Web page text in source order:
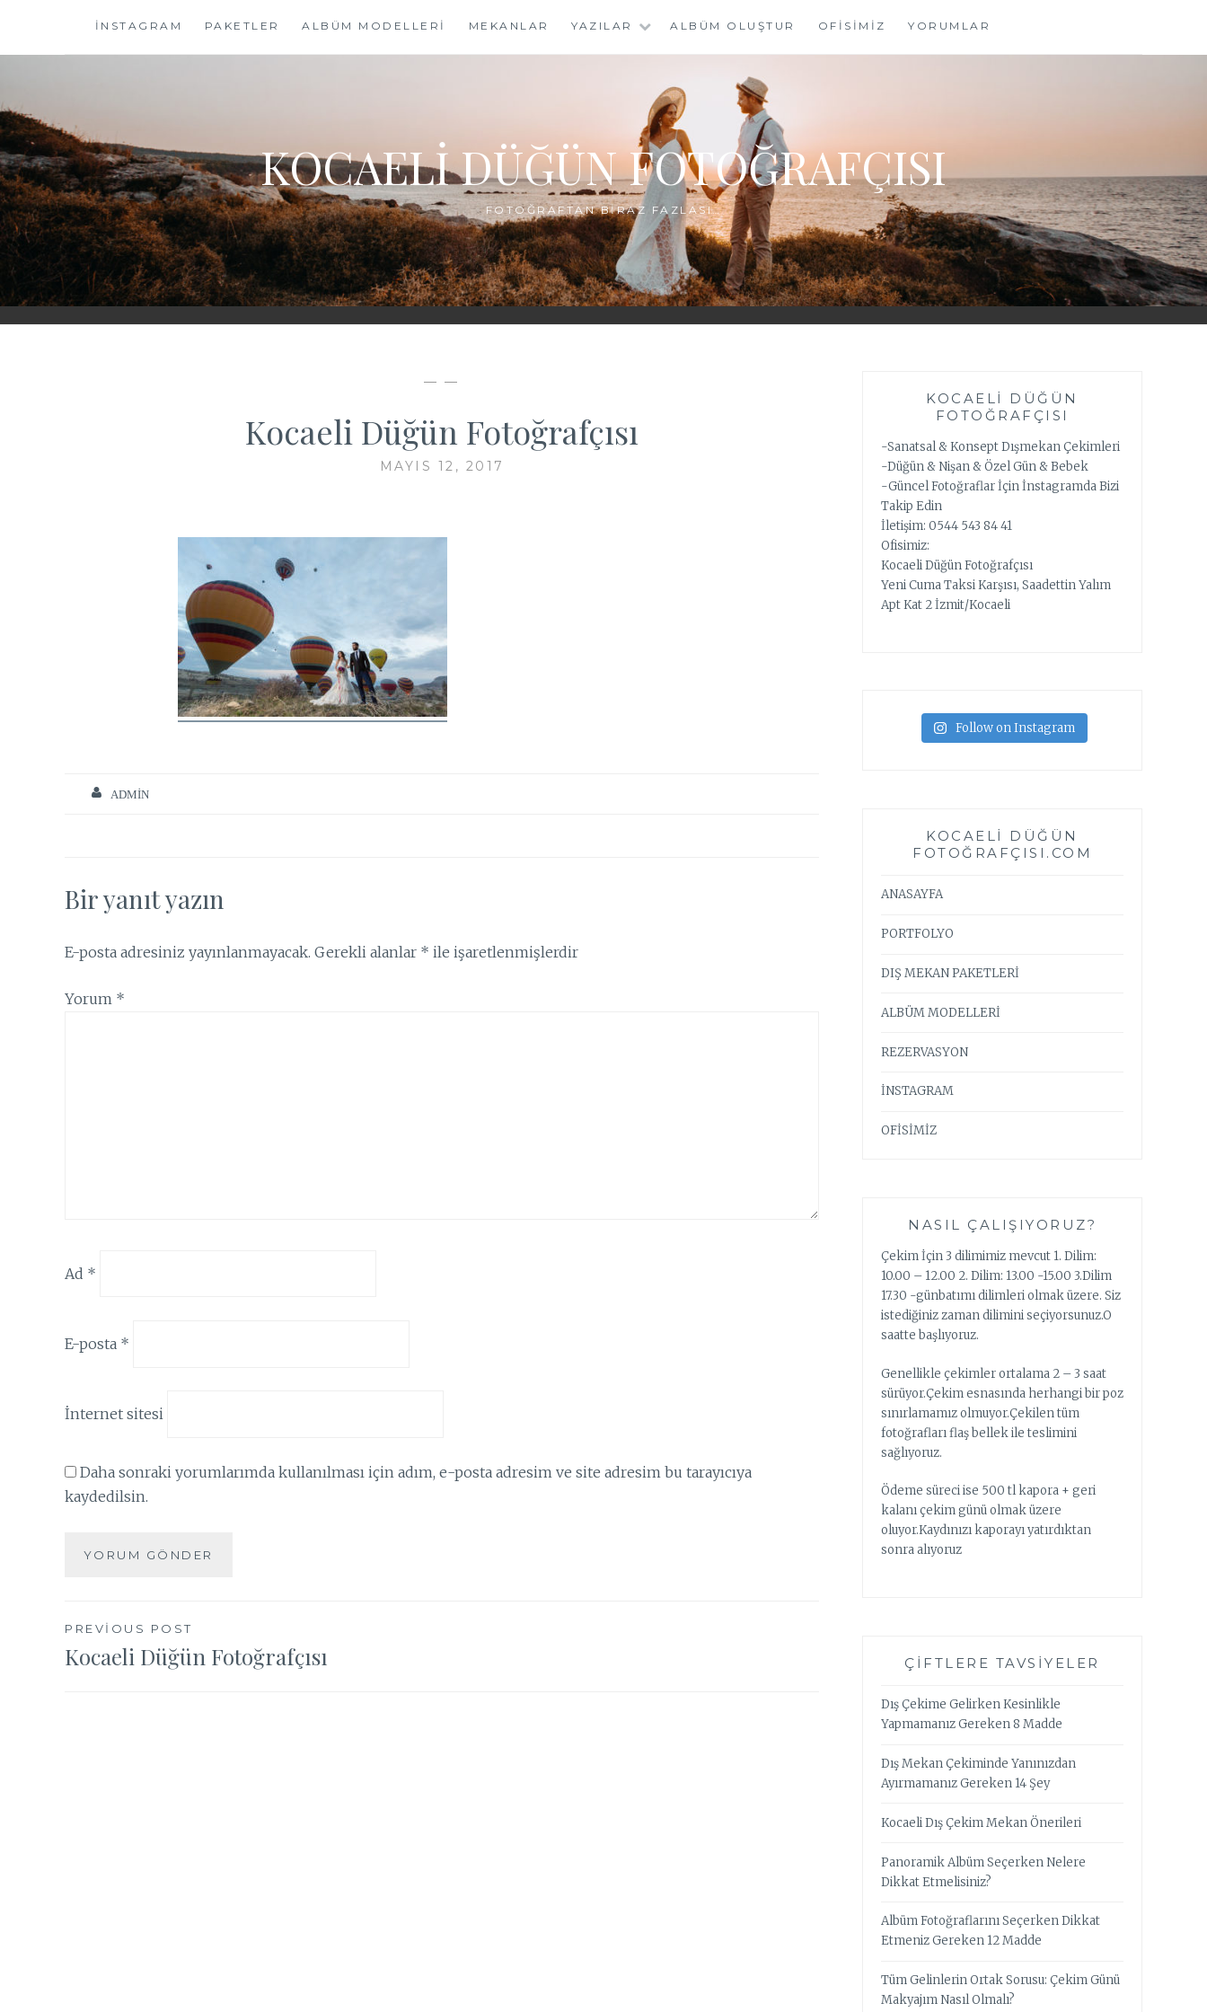
content
İNSTAGRAM PAKETLER ALBÜM MODELLERI MEKANLAR YAZILAR ALBÜM OLUŞTUR OFİSİMİZ YORUMLAR
KOCAELI DÜĞÜN FOTOĞRAFÇISI
FOTOĞRAFTAN BIRAZ FAZLASI…
— —
Kocaeli Düğün Fotoğrafçısı
MAYIS 12, 2017
ADMIN
Bir yanıt yazın
E-posta adresiniz yayınlanmayacak. Gerekli alanlar * ile işaretlenmişlerdir
Yorum *
Ad *
E-posta *
İnternet sitesi
Daha sonraki yorumlarımda kullanılması için adım, e-posta adresim ve site adresim bu tarayıcıya
kaydedilsin.
Yazı
gezinmesi
PREVIOUS POST
Kocaeli Düğün Fotoğrafçısı
KOCAELI DÜĞÜN
FOTOĞRAFÇISI
-Sanatsal & Konsept Dışmekan Çekimleri
-Düğün & Nişan & Özel Gün & Bebek
-Güncel Fotoğraflar İçin İnstagramda Bizi
Takip Edin
İletişim: 0544 543 84 41
Ofisimiz:
Kocaeli Düğün Fotoğrafçısı
Yeni Cuma Taksi Karşısı, Saadettin Yalım
Apt Kat 2 İzmit/Kocaeli
Follow on Instagram
KOCAELI DÜĞÜN
FOTOĞRAFÇISI.COM
ANASAYFA
PORTFOLYO
DIŞ MEKAN PAKETLERİ
ALBÜM MODELLERİ
REZERVASYON
İNSTAGRAM
OFİSİMİZ
NASIL ÇALIŞIYORUZ?
Çekim İçin 3 dilimimiz mevcut 1. Dilim:
10.00 – 12.00 2. Dilim: 13.00 -15.00 3.Dilim
17.30 -günbatımı dilimleri olmak üzere. Siz
istediğiniz zaman dilimini seçiyorsunuz.O
saatte başlıyoruz.
Genellikle çekimler ortalama 2 – 3 saat
sürüyor.Çekim esnasında herhangi bir poz
sınırlamamız olmuyor.Çekilen tüm
fotoğrafları flaş bellek ile teslimini
sağlıyoruz.
Ödeme süreci ise 500 tl kapora + geri
kalanı çekim günü olmak üzere
oluyor.Kaydınızı kaporayı yatırdıktan
sonra alıyoruz
ÇIFTLERE TAVSIYELER
Dış Çekime Gelirken Kesinlikle
Yapmamanız Gereken 8 Madde
Dış Mekan Çekiminde Yanınızdan
Ayırmamanız Gereken 14 Şey
Kocaeli Dış Çekim Mekan Önerileri
Panoramik Albüm Seçerken Nelere
Dikkat Etmelisiniz?
Albüm Fotoğraflarını Seçerken Dikkat
Etmeniz Gereken 12 Madde
Tüm Gelinlerin Ortak Sorusu: Çekim Günü
Makyajım Nasıl Olmalı?